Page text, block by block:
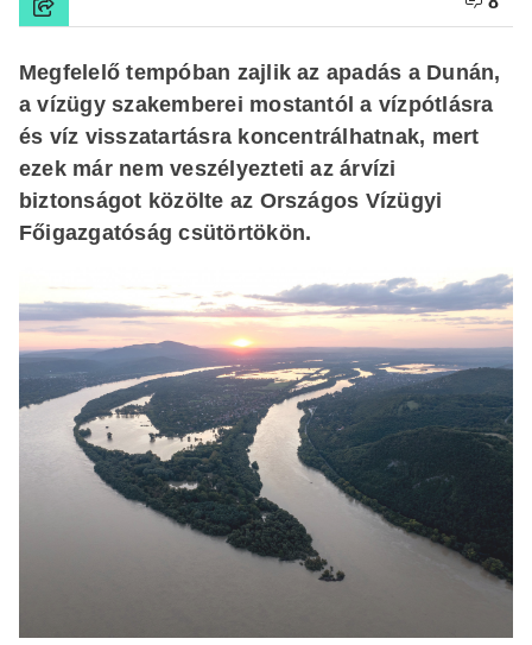
Megfelelő tempóban zajlik az apadás a Dunán,
a vízügy szakemberei mostantól a vízpótlásra
és víz visszatartásra koncentrálhatnak, mert
ezek már nem veszélyezteti az árvízi
biztonságot közölte az Országos Vízügyi
Főigazgatóság csütörtökön.